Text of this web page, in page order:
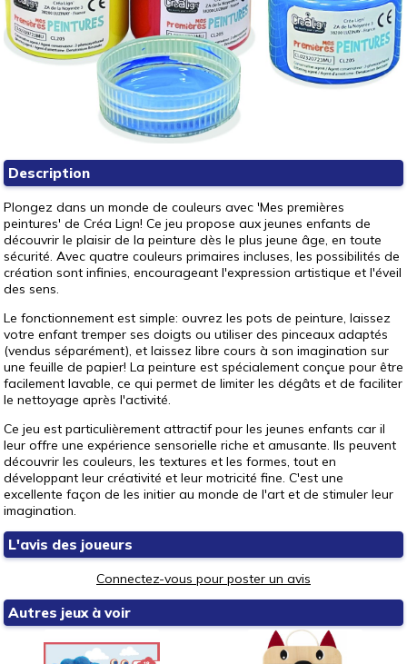
Description
Plongez dans un monde de couleurs avec 'Mes premières
peintures' de Créa Lign! Ce jeu propose aux jeunes enfants de
découvrir le plaisir de la peinture dès le plus jeune âge, en toute
sécurité. Avec quatre couleurs primaires incluses, les possibilités de
création sont infinies, encourageant l'expression artistique et l'éveil
des sens.
Le fonctionnement est simple: ouvrez les pots de peinture, laissez
votre enfant tremper ses doigts ou utiliser des pinceaux adaptés
(vendus séparément), et laissez libre cours à son imagination sur
une feuille de papier! La peinture est spécialement conçue pour être
facilement lavable, ce qui permet de limiter les dégâts et de faciliter
le nettoyage après l'activité.
Ce jeu est particulièrement attractif pour les jeunes enfants car il
leur offre une expérience sensorielle riche et amusante. Ils peuvent
découvrir les couleurs, les textures et les formes, tout en
développant leur créativité et leur motricité fine. C'est une
excellente façon de les initier au monde de l'art et de stimuler leur
imagination.
L'avis des joueurs
Connectez-vous pour poster un avis
Autres jeux à voir